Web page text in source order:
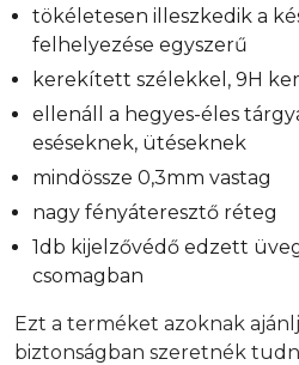
tökéletesen illeszkedik a
felhelyezése egyszerű
kerekített szélekkel, 9H
ellenáll a hegyes-éles
eséseknek, ütéseknek
mindössze 0,3mm vastag
nagy fényáteresztő réteg
1db kijelzővédő edzett
csomagban
Ezt a terméket azoknak
biztonságban szeretnék